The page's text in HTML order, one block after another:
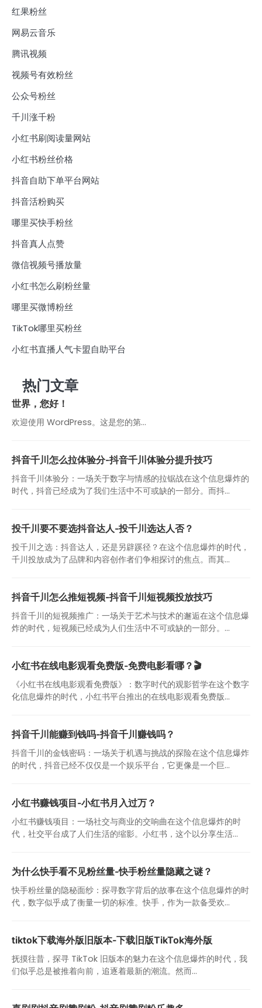
红果粉丝
网易云音乐
腾讯视频
视频号有效粉丝
公众号粉丝
千川涨千粉
小红书刷阅读量网站
小红书粉丝价格
抖音自助下单平台网站
抖音活粉购买
哪里买快手粉丝
抖音真人点赞
微信视频号播放量
小红书怎么刷粉丝量
哪里买微博粉丝
TikTok哪里买粉丝
小红书直播人气卡盟自助平台
热门文章
世界，您好！
欢迎使用 WordPress。这是您的第…
抖音千川怎么拉体验分-抖音千川体验分提升技巧
抖音千川体验分：一场关于数字与情感的拉锯战在这个信息爆炸的
时代，抖音已经成为了我们生活中不可或缺的一部分。而抖...
投千川要不要选抖音达人-投千川选达人否？
投千川之选：抖音达人，还是另辟蹊径？在这个信息爆炸的时代，
千川投放成为了品牌和内容创作者们争相探讨的焦点。而其...
抖音千川怎么推短视频-抖音千川短视频投放技巧
抖音千川的短视频推广：一场关于艺术与技术的邂逅在这个信息爆
炸的时代，短视频已经成为人们生活中不可或缺的一部分。...
小红书在线电影观看免费版-免费电影看哪？🎬
《小红书在线电影观看免费版》：数字时代的观影哲学在这个数字
化信息爆炸的时代，小红书平台推出的在线电影观看免费版...
抖音千川能赚到钱吗-抖音千川赚钱吗？
抖音千川的金钱密码：一场关于机遇与挑战的探险在这个信息爆炸
的时代，抖音已经不仅仅是一个娱乐平台，它更像是一个巨...
小红书赚钱项目-小红书月入过万？
小红书赚钱项目：一场社交与商业的交响曲在这个信息爆炸的时
代，社交平台成了人们生活的缩影。小红书，这个以分享生活...
为什么快手看不见粉丝量-快手粉丝量隐藏之谜？
快手粉丝量的隐秘面纱：探寻数字背后的故事在这个信息爆炸的时
代，数字似乎成了衡量一切的标准。快手，作为一款备受欢...
tiktok下载海外版旧版本-下载旧版TikTok海外版
抚摸往昔，探寻 TikTok 旧版本的魅力在这个信息爆炸的时代，我
们似乎总是被推着向前，追逐着最新的潮流。然而...